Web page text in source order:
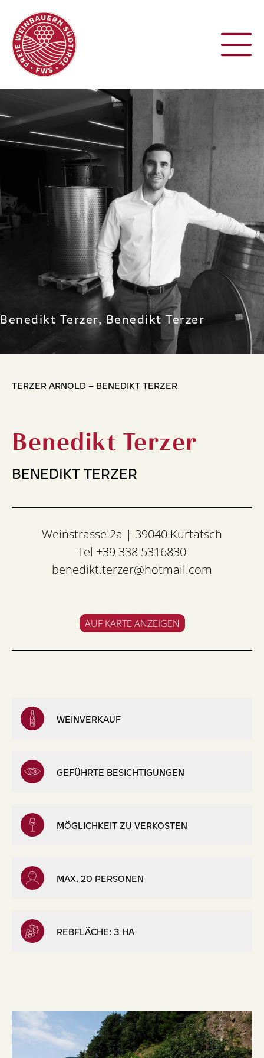
Benedikt Terzer, Benedikt Terzer
TERZER ARNOLD – BENEDIKT TERZER
Benedikt Terzer
BENEDIKT TERZER
Weinstrasse 2a | 39040 Kurtatsch
Tel +39 338 5316830
benedikt.terzer@hotmail.com
AUF KARTE ANZEIGEN
WEINVERKAUF
GEFÜHRTE BESICHTIGUNGEN
MÖGLICHKEIT ZU VERKOSTEN
MAX. 20 PERSONEN
REBFLÄCHE: 3 HA